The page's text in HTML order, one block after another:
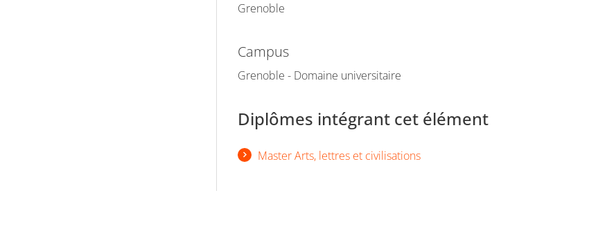
Grenoble
Campus
Grenoble - Domaine universitaire
Diplômes intégrant cet élément
Master Arts, lettres et civilisations